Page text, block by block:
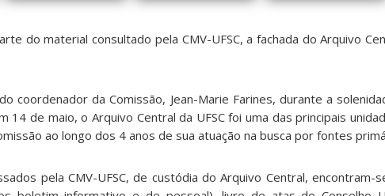
do material consultado pela CMV-UFSC, a fachada do Arquivo
coordenador da Comissão, Jean-Marie Farines, durante a
14 de maio, o Arquivo Central da UFSC foi uma das principais
ao longo dos 4 anos de sua atuação na busca por fontes
pela CMV-UFSC, de custódia do Arquivo Central, encontram-